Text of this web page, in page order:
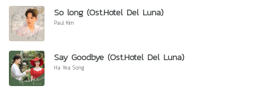
So long (Ost.Hotel Del Luna)
Paul Kim
Say Goodbye (Ost.Hotel Del Luna)
Ha Yea Song